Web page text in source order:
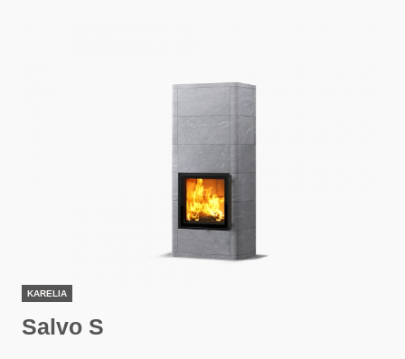
KARELIA
Salvo S